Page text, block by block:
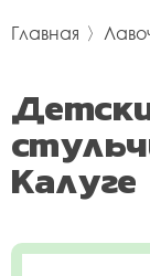
Главная 〉
Калуге